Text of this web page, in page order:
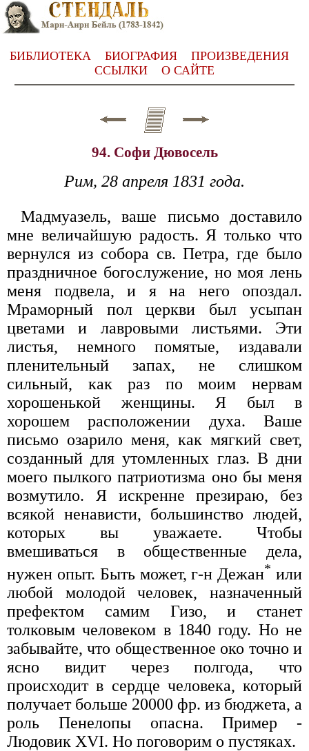
БИБЛИОТЕКА БИОГРАФИЯ
ПРОИЗВЕДЕНИЯ
ССЫЛКИ
О САЙТЕ
94. Софи Дювосель
Рим, 28 апреля 1831 года.
Мадмуазель, ваше письмо доставило
мне величайшую радость. Я только что
вернулся из собора св. Петра, где было
праздничное богослужение, но моя лень
меня подвела, и я на него опоздал.
Мраморный пол церкви был усыпан
цветами и лавровыми листьями. Эти
листья, немного помятые, издавали
пленительный запах, не слишком
сильный, как раз по моим нервам
хорошенькой женщины. Я был в
хорошем расположении духа. Ваше
письмо озарило меня, как мягкий свет,
созданный для утомленных глаз. В дни
моего пылкого патриотизма оно бы меня
возмутило. Я искренне презираю, без
всякой ненависти, большинство людей,
которых вы уважаете. Чтобы
вмешиваться в общественные дела,
нужен опыт. Быть может, г-н Дежан* или
любой молодой человек, назначенный
префектом самим Гизо, и станет
толковым человеком в 1840 году. Но не
забывайте, что общественное око точно и
ясно видит через полгода, что
происходит в сердце человека, который
получает больше 20000 фр. из бюджета, а
роль Пенелопы опасна. Пример -
Людовик XVI. Но поговорим о пустяках.